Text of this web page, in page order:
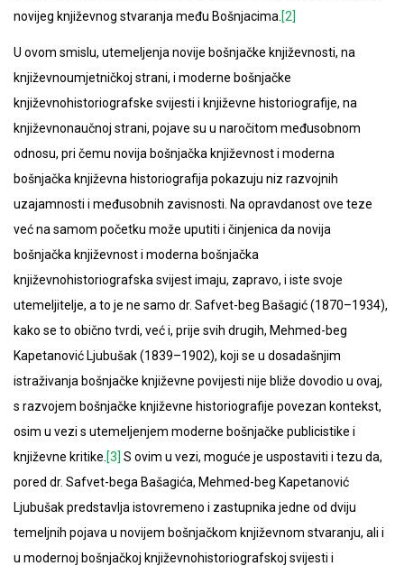
novijeg književnog stvaranja među Bošnjacima. [2]
U ovom smislu, utemeljenja novije bošnjačke književnosti, na
književnoumjetničkoj strani, i moderne bošnjačke
književnohistoriografske svijesti i književne historiografije, na
književnonaučnoj strani, pojave su u naročitom međusobnom
odnosu, pri čemu novija bošnjačka književnost i moderna
bošnjačka književna historiografija pokazuju niz razvojnih
uzajamnosti i međusobnih zavisnosti. Na opravdanost ove teze
već na samom početku može uputiti i činjenica da novija
bošnjačka književnost i moderna bošnjačka
književnohistoriografska svijest imaju, zapravo, i iste svoje
utemeljitelje, a to je ne samo dr. Safvet-beg Bašagić (1870–1934),
kako se to obično tvrdi, već i, prije svih drugih, Mehmed-beg
Kapetanović Ljubušak (1839–1902), koji se u dosadašnjim
istraživanja bošnjačke književne povijesti nije bliže dovodio u ovaj,
s razvojem bošnjačke književne historiografije povezan kontekst,
osim u vezi s utemeljenjem moderne bošnjačke publicistike i
književne kritike. [3] S ovim u vezi, moguće je uspostaviti i tezu da,
pored dr. Safvet-bega Bašagića, Mehmed-beg Kapetanović
Ljubušak predstavlja istovremeno i zastupnika jedne od dviju
temeljnih pojava u novijem bošnjačkom književnom stvaranju, ali i
u modernoj bošnjačkoj književnohistoriografskoj svijesti i